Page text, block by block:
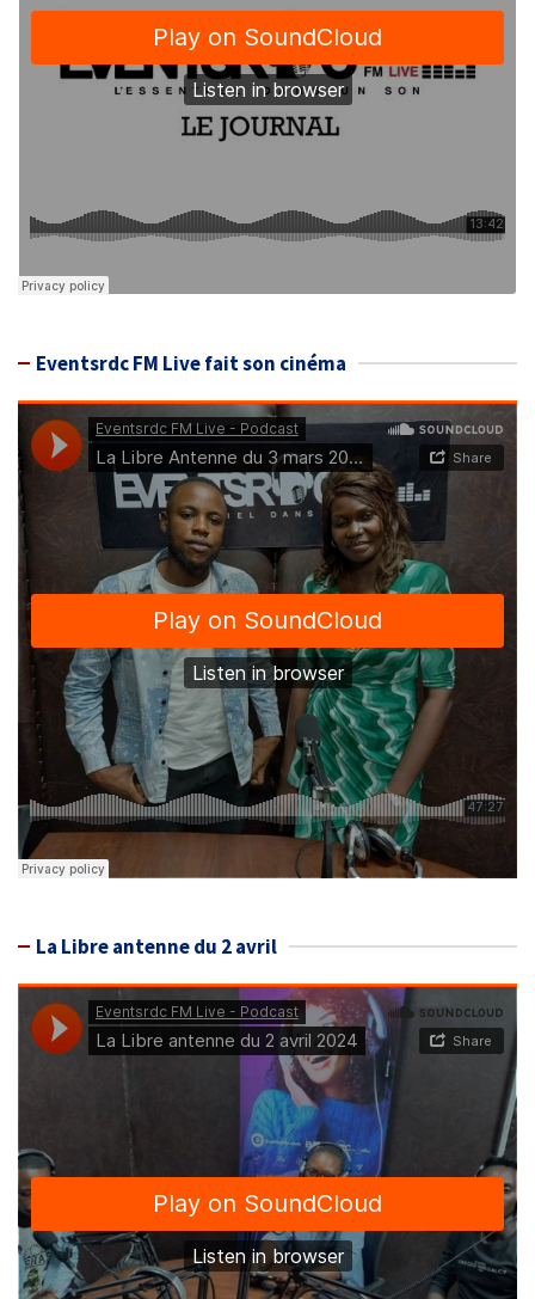
Eventsrdc FM Live fait son cinéma
La Libre antenne du 2 avril